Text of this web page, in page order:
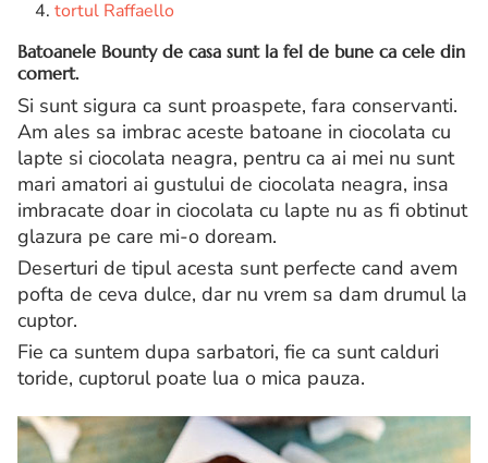
tortul Raffaello
Batoanele Bounty de casa sunt la fel de bune ca cele din
comert.
Si sunt sigura ca sunt proaspete, fara conservanti.
Am ales sa imbrac aceste batoane in ciocolata cu
lapte si ciocolata neagra, pentru ca ai mei nu sunt
mari amatori ai gustului de ciocolata neagra, insa
imbracate doar in ciocolata cu lapte nu as fi obtinut
glazura pe care mi-o doream.
Deserturi de tipul acesta sunt perfecte cand avem
pofta de ceva dulce, dar nu vrem sa dam drumul la
cuptor.
Fie ca suntem dupa sarbatori, fie ca sunt calduri
toride, cuptorul poate lua o mica pauza.